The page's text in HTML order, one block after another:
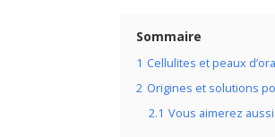
Sommaire
1 Cellulites et peaux
2 Origines et solutions
2.1 Vous aimerez aussi